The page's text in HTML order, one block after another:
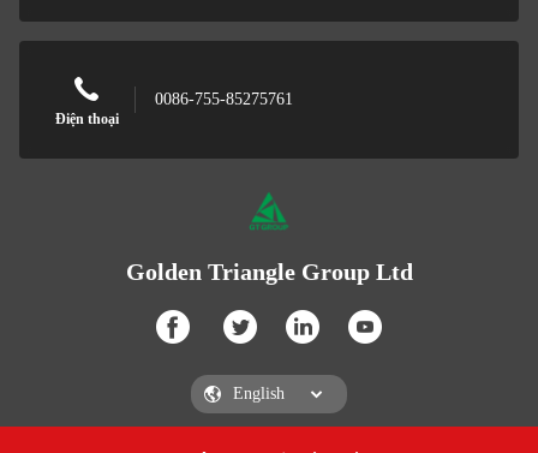
Điện thoại
0086-755-85275761
Golden Triangle Group Ltd